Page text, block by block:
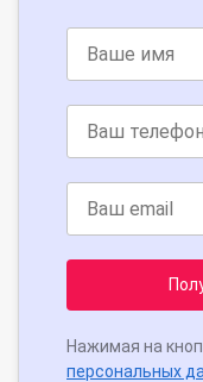
Нажимая на
персональных